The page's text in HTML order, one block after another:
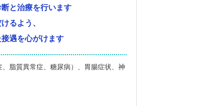
と治療を行います
るよう、
遇を心がけます
脂質異常症、糖尿病）、胃腸症状、神